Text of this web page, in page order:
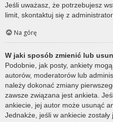
Jeśli uważasz, że potrzebujesz
limit, skontaktuj się z
Na górę
W jaki sposób zmienić lub
Podobnie, jak posty, ankiety
autorów, moderatorów lub
należy dokonać zmiany
zawsze związana jest ankieta.
ankiecie, jej autor może usunąć
Jednakże, jeśli w ankiecie zostały